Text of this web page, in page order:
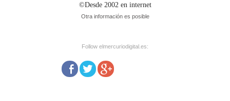
©Desde 2002 en internet
Otra información es posible
Follow elmercuriodigital.es: